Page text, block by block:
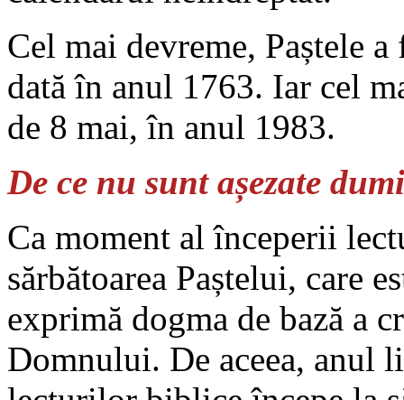
Cel mai devreme, Paștele
dată în anul 1763. Iar cel
de 8 mai, în anul 1983.
De ce nu sunt așezate
Ca moment al începerii
sărbătoarea Paștelui, care
exprimă dogma de bază a
Domnului. De aceea, anul